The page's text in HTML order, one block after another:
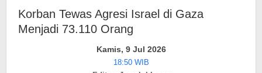
Agresi
Israel
Gaza
Menjadi
Korban Tewas Agresi Israel di Gaza
Menjadi 73.110 Orang
Kamis, 9 Jul 2026
18:50 WIB